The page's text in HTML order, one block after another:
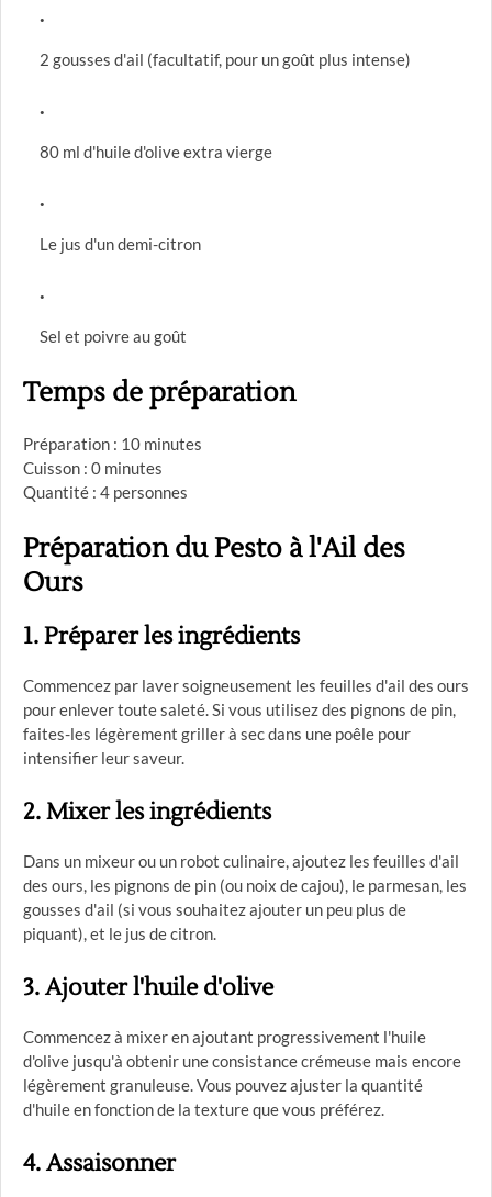
2 gousses d'ail (facultatif, pour un goût plus intense)
80 ml d'huile d'olive extra vierge
Le jus d'un demi-citron
Sel et poivre au goût
Temps de préparation
Préparation : 10 minutes
Cuisson : 0 minutes
Quantité : 4 personnes
Préparation du Pesto à l'Ail des
Ours
1. Préparer les ingrédients
Commencez par laver soigneusement les feuilles d'ail des ours
pour enlever toute saleté. Si vous utilisez des pignons de pin,
faites-les légèrement griller à sec dans une poêle pour
intensifier leur saveur.
2. Mixer les ingrédients
Dans un mixeur ou un robot culinaire, ajoutez les feuilles d'ail
des ours, les pignons de pin (ou noix de cajou), le parmesan, les
gousses d'ail (si vous souhaitez ajouter un peu plus de
piquant), et le jus de citron.
3. Ajouter l'huile d'olive
Commencez à mixer en ajoutant progressivement l'huile
d'olive jusqu'à obtenir une consistance crémeuse mais encore
légèrement granuleuse. Vous pouvez ajuster la quantité
d'huile en fonction de la texture que vous préférez.
4. Assaisonner